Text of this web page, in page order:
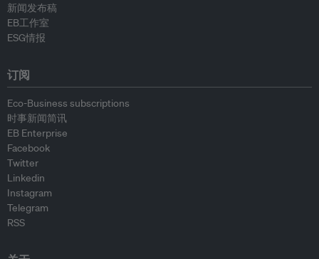
新闻发布稿
EB工作室
ESG情报
订阅
Eco-Business subscriptions
时事新闻简讯
EB Enterprise
Facebook
Twitter
Linkedin
Instagram
Telegram
RSS